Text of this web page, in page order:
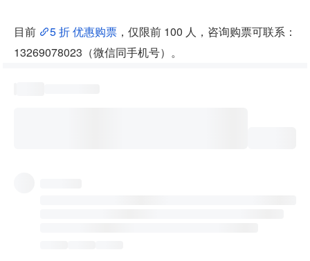
目前 5 折 优惠购票 ，仅限前 100 人，咨询购票可联系：
13269078023（微信同手机号）。